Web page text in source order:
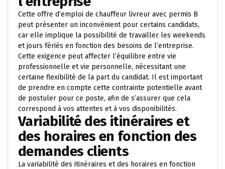
Cette offre d’emploi de chauffeur livreur avec permis B
peut présenter un inconvénient pour certains candidats,
car elle implique la possibilité de travailler les weekends
et jours fériés en fonction des besoins de l’entreprise.
Cette exigence peut affecter l’équilibre entre vie
professionnelle et vie personnelle, nécessitant une
certaine flexibilité de la part du candidat. Il est important
de prendre en compte cette contrainte potentielle avant
de postuler pour ce poste, afin de s’assurer que cela
correspond à vos attentes et à vos disponibilités.
Variabilité des itinéraires et
des horaires en fonction des
demandes clients
La variabilité des itinéraires et des horaires en fonction